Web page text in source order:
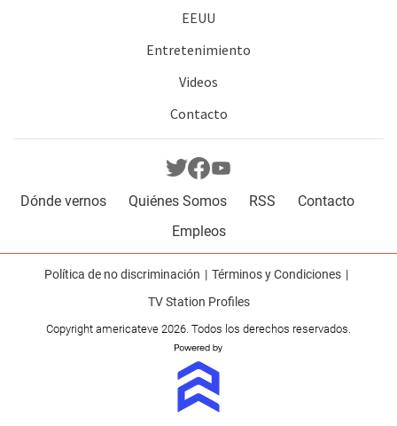
EEUU
Entretenimiento
Videos
Contacto
Dónde vernos Quiénes Somos RSS
Contacto
Empleos
Política de no discriminación
Términos y Condiciones
TV Station Profiles
Copyright americateve 2026. Todos los derechos reservados.